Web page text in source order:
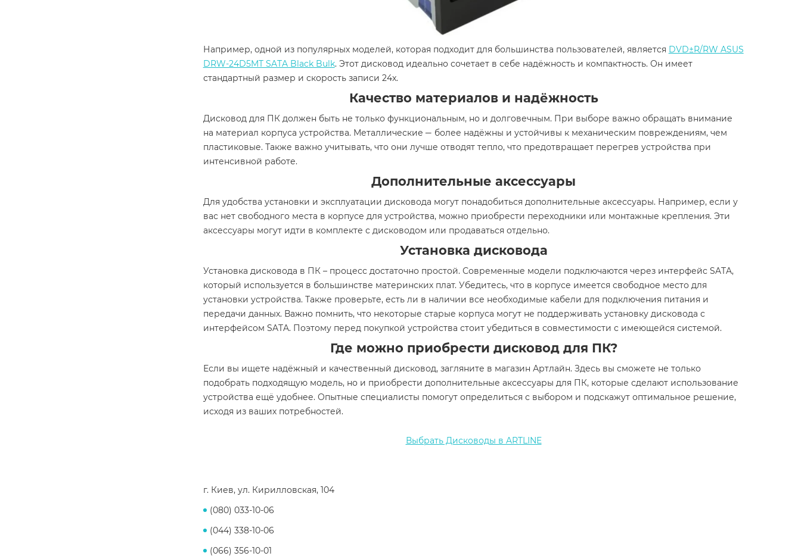
Например, одной из популярных моделей, которая подходит для большинства пользователей, является DVD±R/RW ASUS
DRW-24D5MT SATA Black Bulk. Этот дисковод идеально сочетает в себе надёжность и компактность. Он имеет
стандартный размер и скорость записи 24x.
Качество материалов и надёжность
Дисковод для ПК должен быть не только функциональным, но и долговечным. При выборе важно обращать внимание
на материал корпуса устройства. Металлические– более надёжны и устойчивы к механическим повреждениям, чем
пластиковые. Также важно учитывать, что они лучше отводят тепло, что предотвращает перегрев устройства при
интенсивной работе.
Дополнительные аксессуары
Для удобства установки и эксплуатации дисковода могут понадобиться дополнительные аксессуары. Например, если у
вас нет свободного места в корпусе для устройства, можно приобрести переходники или монтажные крепления. Эти
аксессуары могут идти в комплекте с дисководом или продаваться отдельно.
Установка дисковода
Установка дисковода в ПК – процесс достаточно простой. Современные модели подключаются через интерфейс SATA,
который используется в большинстве материнских плат. Убедитесь, что в корпусе имеется свободное место для
установки устройства. Также проверьте, есть ли в наличии все необходимые кабели для подключения питания и
передачи данных. Важно помнить, что некоторые старые корпуса могут не поддерживать установку дисковода с
интерфейсом SATA. Поэтому перед покупкой устройства стоит убедиться в совместимости с имеющейся системой.
Где можно приобрести дисковод для ПК?
Если вы ищете надёжный и качественный дисковод, загляните в магазин Артлайн. Здесь вы сможете не только
подобрать подходящую модель, но и приобрести дополнительные аксессуары для ПК, которые сделают использование
устройства ещё удобнее. Опытные специалисты помогут определиться с выбором и подскажут оптимальное решение,
исходя из ваших потребностей.
Выбрать Дисководы в ARTLINE
г. Киев, ул. Кирилловская, 104
(080) 033-10-06
(044) 338-10-06
(066) 356-10-01